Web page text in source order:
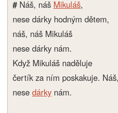
#Náš, náš Mikuláš,
nese dárky hodným dětem,
náš, náš Mikuláš
nese dárky nám.
Když Mikuláš naděluje
čertík za ním poskakuje.
nese dárky nám.